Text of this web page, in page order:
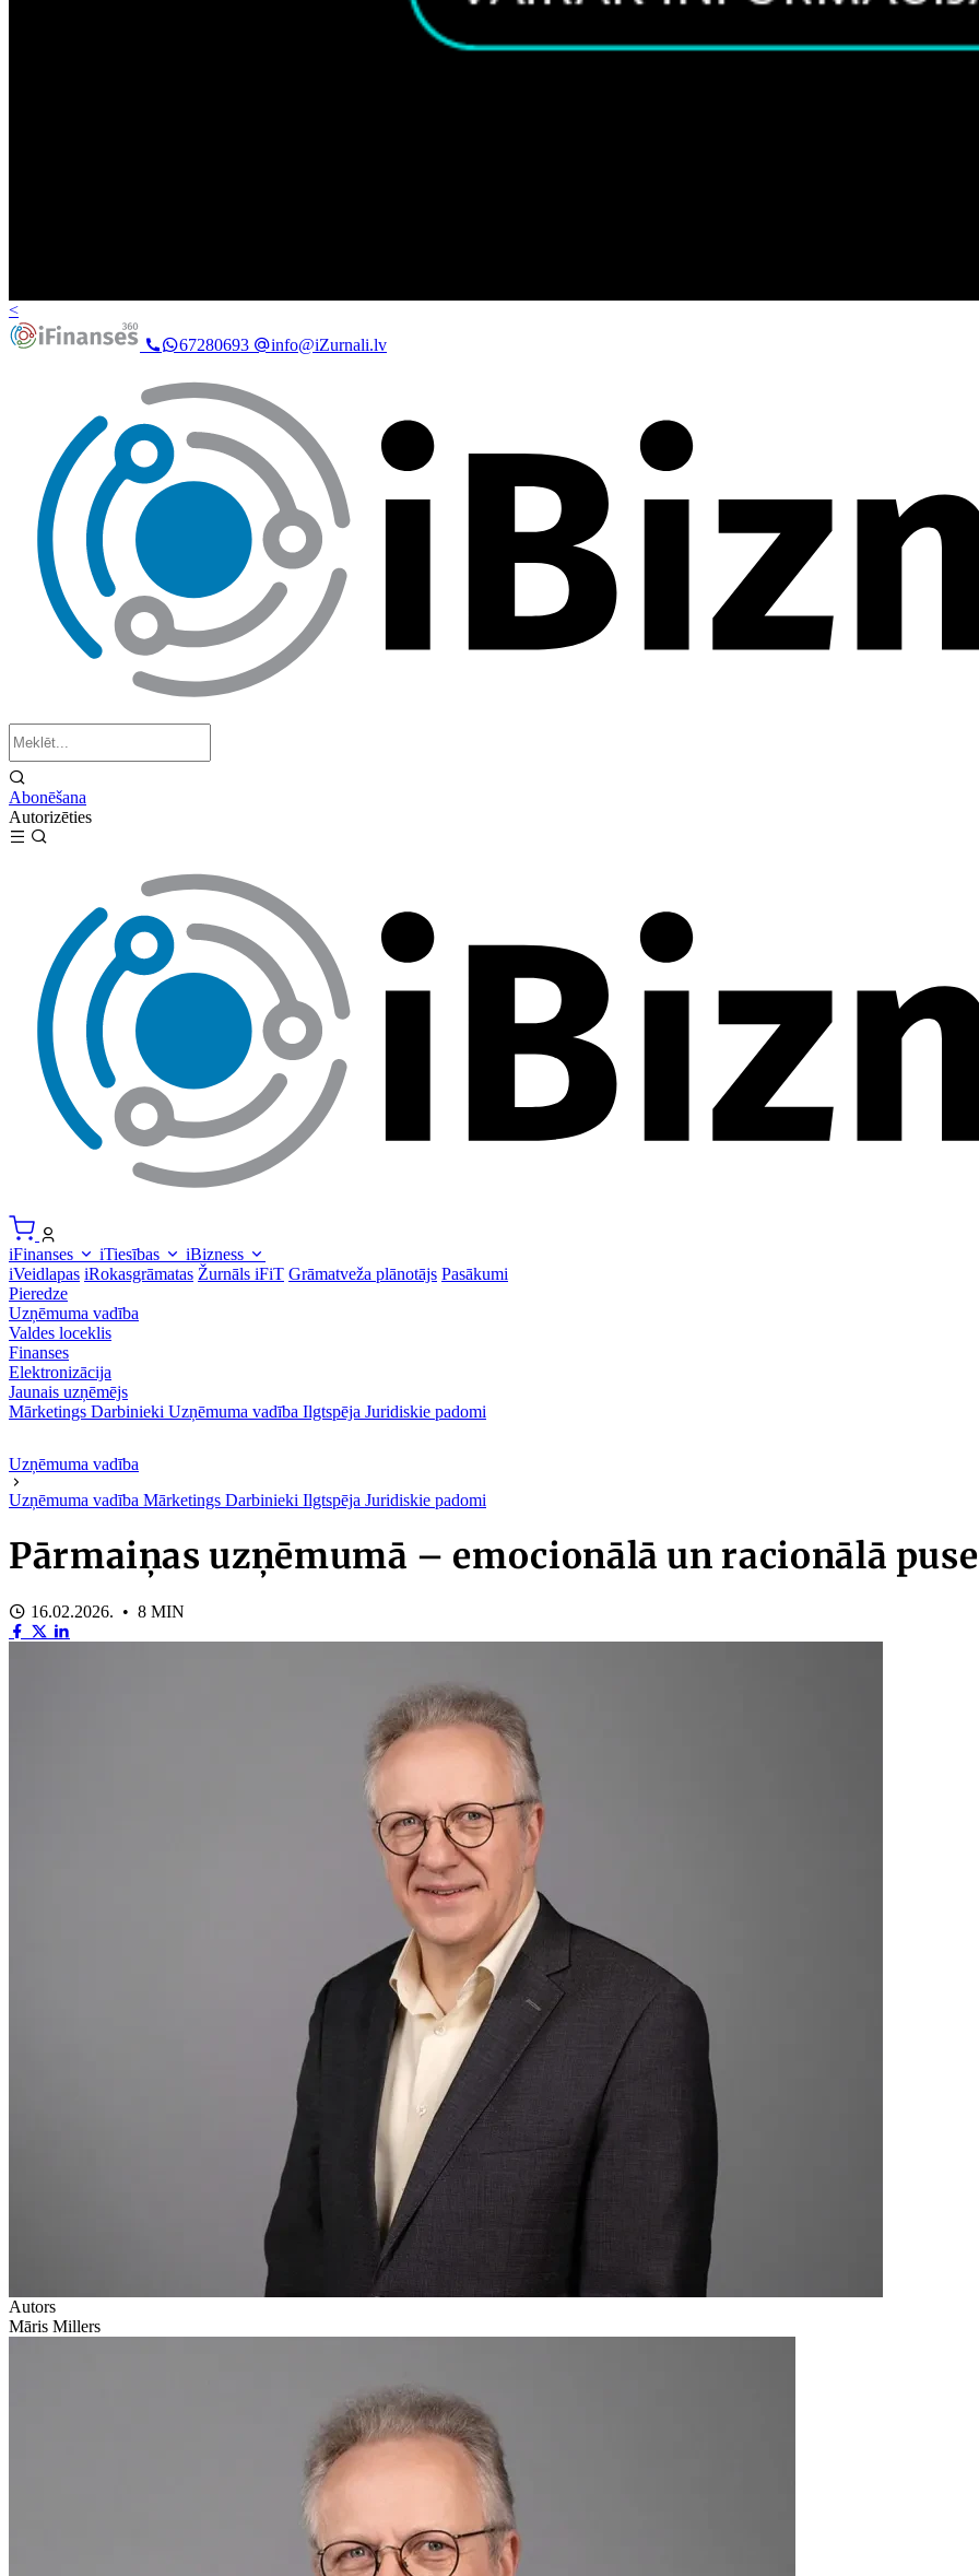
<
67280693
info@iZurnali.lv
Abonēšana
Autorizēties
iFinanses iTiesības
iBizness
iVeidlapas iRokasgrāmatas Žurnāls iFiT Grāmatveža plānotājs Pasākumi
Pieredze
Uzņēmuma vadība
Valdes loceklis
Finanses
Elektronizācija
Jaunais uzņēmējs
Mārketings Darbinieki Uzņēmuma vadība Ilgtspēja Juridiskie padomi
Uzņēmuma vadība
Uzņēmuma vadība Mārketings Darbinieki Ilgtspēja Juridiskie padomi
Pārmaiņas uzņēmumā – emocionālā un racionālā puse
16.02.2026. • 8 MIN
Autors
Māris Millers